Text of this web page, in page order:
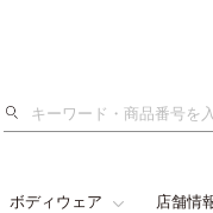
検
ボディウェア 店舗情